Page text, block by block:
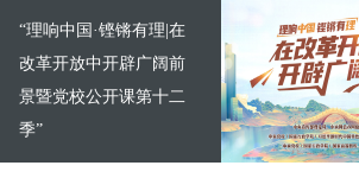
“理响中国·铿锵有理|在
改革开放中开辟广阔前
景暨党校公开课第十二
季”